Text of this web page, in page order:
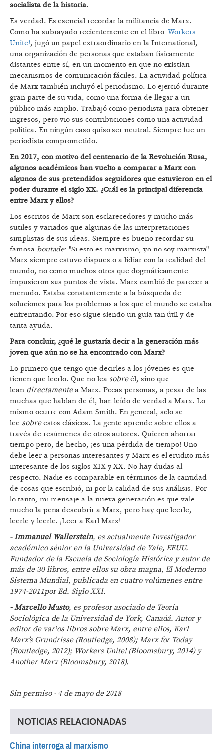
socialista de la historia.
Es verdad. Es esencial recordar la militancia de Marx.
Como ha subrayado recientemente en el libro Workers
Unite!, jugó un papel extraordinario en la International,
una organización de personas que estaban físicamente
distantes entre sí, en un momento en que no existían
mecanismos de comunicación fáciles. La actividad política
de Marx también incluyó el periodismo. Lo ejerció durante
gran parte de su vida, como una forma de llegar a un
público más amplio. Trabajó como periodista para obtener
ingresos, pero vio sus contribuciones como una actividad
política. En ningún caso quiso ser neutral. Siempre fue un
periodista comprometido.
En 2017, con motivo del centenario de la Revolución Rusa,
algunos académicos han vuelto a comparar a Marx con
algunos de sus pretendidos seguidores que estuvieron en el
poder durante el siglo XX. ¿Cuál es la principal diferencia
entre Marx y ellos?
Los escritos de Marx son esclarecedores y mucho más
sutiles y variados que algunas de las interpretaciones
simplistas de sus ideas. Siempre es bueno recordar su
famosa boutade: "Si esto es marxismo, yo no soy marxista".
Marx siempre estuvo dispuesto a lidiar con la realidad del
mundo, no como muchos otros que dogmáticamente
impusieron sus puntos de vista. Marx cambió de parecer a
menudo. Estaba constantemente a la búsqueda de
soluciones para los problemas a los que el mundo se estaba
enfrentando. Por eso sigue siendo un guía tan útil y de
tanta ayuda.
Para concluir, ¿qué le gustaría decir a la generación más
joven que aún no se ha encontrado con Marx?
Lo primero que tengo que decirles a los jóvenes es que
tienen que leerlo. Que no lea sobreél, sino que
lean directamentea Marx. Pocas personas, a pesar de las
muchas que hablan de él, han leído de verdad a Marx. Lo
mismo ocurre con Adam Smith. En general, solo se
lee sobreestos clásicos. La gente aprende sobre ellos a
través de resúmenes de otros autores. Quieren ahorrar
tiempo pero, de hecho, ¡es una pérdida de tiempo! Uno
debe leer a personas interesantes y Marx es el erudito más
interesante de los siglos XIX y XX. No hay dudas al
respecto. Nadie es comparable en términos de la cantidad
de cosas que escribió, ni por la calidad de sus análisis. Por
lo tanto, mi mensaje a la nueva generación es que vale
mucho la pena descubrir a Marx, pero hay que leerle,
leerle y leerle. ¡Leer a Karl Marx!
- Immanuel Wallerstein, es actualmente Investigador
académico sénior en la Universidad de Yale, EEUU.
Fundador de la Escuela de Sociología Histórica y autor de
más de 30 libros, entre ellos su obra magna, El Moderno
Sistema Mundial, publicada en cuatro volúmenes entre
1974-2011por Ed. Siglo XXI.
- Marcello Musto, es profesor asociado de Teoría
Sociológica de la Universidad de York, Canadá. Autor y
editor de varios libros sobre Marx, entre ellos, Karl
Marx’s Grundrisse (Routledge, 2008); Marx for Today
(Routledge, 2012); Workers Unite! (Bloomsbury, 2014) y
Another Marx (Bloomsbury, 2018).
Sin permiso - 4 de mayo de 2018
NOTICIAS RELACIONADAS
China interroga al marxismo